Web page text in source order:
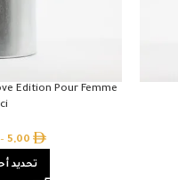
Edition Pour Femme
5,00
تحديد